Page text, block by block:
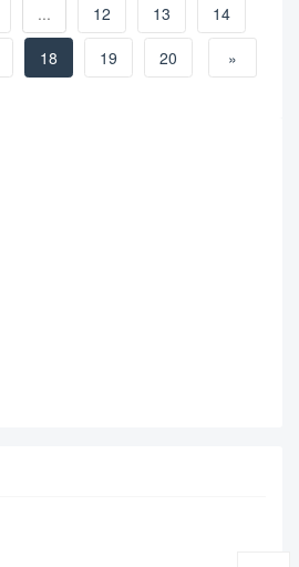
... 12 13
14
18 19 20 »